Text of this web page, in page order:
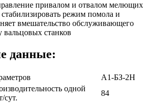
привалом и отвалом мелющих
стабилизировать режим помола и
вмешательство обслуживающего
вальцовых станков
данные:
А1-БЗ-2Н
одной
сут.
84